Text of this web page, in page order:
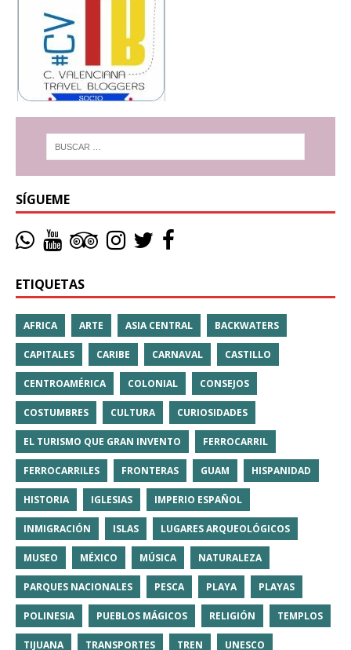
SÍGUEME
ETIQUETAS
AFRICA ARTE ASIA CENTRAL BACKWATERS
CAPITALES CARIBE CARNAVAL CASTILLO
CENTROAMÉRICA COLONIAL CONSEJOS
COSTUMBRES CULTURA CURIOSIDADES
EL TURISMO QUE GRAN INVENTO FERROCARRIL
FERROCARRILES FRONTERAS GUAM HISPANIDAD
HISTORIA IGLESIAS IMPERIO ESPAÑOL
INMIGRACIÓN ISLAS LUGARES ARQUEOLÓGICOS
MUSEO MÉXICO MÚSICA NATURALEZA
PARQUES NACIONALES PESCA PLAYA PLAYAS
POLINESIA PUEBLOS MÁGICOS RELIGIÓN TEMPLOS
TIJUANA TRANSPORTES TREN UNESCO